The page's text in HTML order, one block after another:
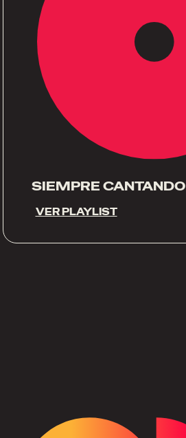
SIEMPRE CANTANDO
VER PLAYLIST